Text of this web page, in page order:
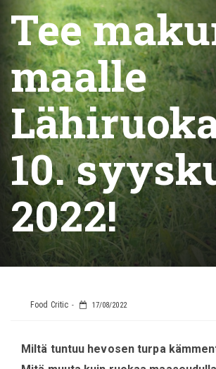
Tee
maalle
10.
2022!
Food Critic 17/08/2022
Miltä tuntuu hevosen turpa